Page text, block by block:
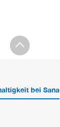
bei Sana